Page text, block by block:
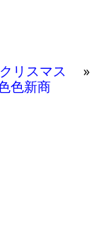
リスマス
色新商
»